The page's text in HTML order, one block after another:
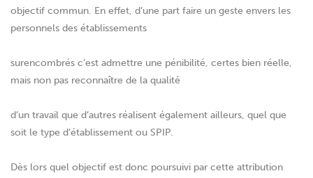
objectif commun. En effet, d’une part faire un geste envers les
personnels des établissements
surencombrés c’est admettre une pénibilité, certes bien réelle,
mais non pas reconnaître de la qualité
d’un travail que d’autres réalisent également ailleurs, quel que
soit le type d’établissement ou SPIP.
Dès lors quel objectif est donc poursuivi par cette attribution